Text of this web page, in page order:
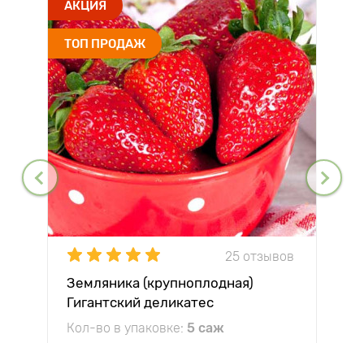
АКЦИЯ
ТОП ПРОДАЖ
25 отзывов
Земляника (крупноплодная)
Гигантский деликатес
Кол-во в упаковке: 5 саж